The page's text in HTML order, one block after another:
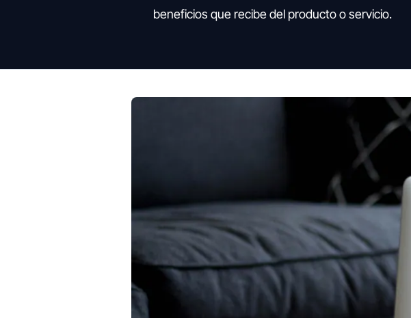
beneficios que recibe del producto o servicio.